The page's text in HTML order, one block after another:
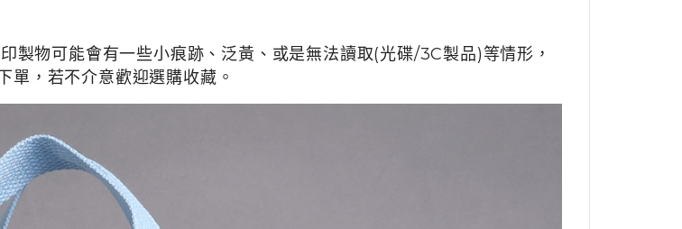
製物可能會有一些小痕跡、泛黃、或是無法讀取(光碟/3C製品)等情形，
單，若不介意歡迎選購收藏。